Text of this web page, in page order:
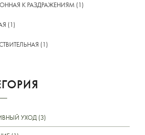
К РАЗДРАЖЕНИЯМ (1)
(1)
(1)
УХОД (3)